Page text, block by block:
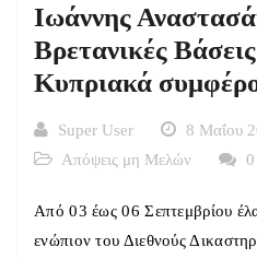
Ιωάννης
Βρετανικές
Κυπριακά
Super User
8 Μαΐου
Απόψεις μη Μελών
0
Από 03 έως 06 Σεπτεμβρίου
ενώπιον του Διεθνούς